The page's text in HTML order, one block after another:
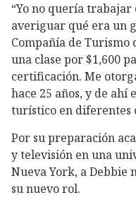
“Yo no quería trabajar
averiguar qué era un
Compañía de Turismo
una clase por $1,600
certificación. Me
hace 25 años, y de
turístico en diferentes
Por su preparación
y televisión en una
Nueva York, a Debbie
su nuevo rol.